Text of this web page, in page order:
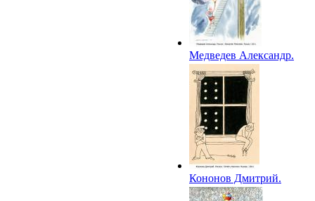
Медведев Александр.
2011
Кононов Дмитрий.
2011